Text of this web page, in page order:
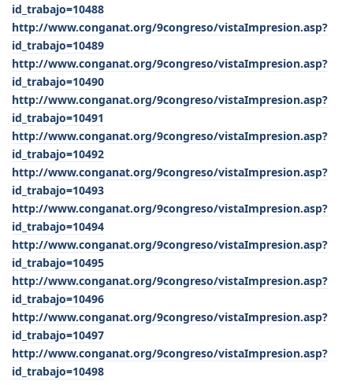
id_trabajo=10488
http://www.conganat.org/9congreso/vistaImpresion.asp?
id_trabajo=10489
http://www.conganat.org/9congreso/vistaImpresion.asp?
id_trabajo=10490
http://www.conganat.org/9congreso/vistaImpresion.asp?
id_trabajo=10491
http://www.conganat.org/9congreso/vistaImpresion.asp?
id_trabajo=10492
http://www.conganat.org/9congreso/vistaImpresion.asp?
id_trabajo=10493
http://www.conganat.org/9congreso/vistaImpresion.asp?
id_trabajo=10494
http://www.conganat.org/9congreso/vistaImpresion.asp?
id_trabajo=10495
http://www.conganat.org/9congreso/vistaImpresion.asp?
id_trabajo=10496
http://www.conganat.org/9congreso/vistaImpresion.asp?
id_trabajo=10497
http://www.conganat.org/9congreso/vistaImpresion.asp?
id_trabajo=10498